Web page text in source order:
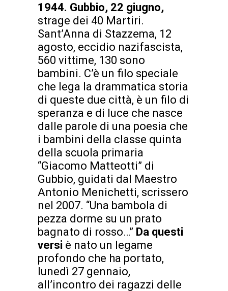
1944. Gubbio, 22 giugno,
strage dei 40 Martiri.
Sant’Anna di Stazzema, 12
agosto, eccidio nazifascista,
560 vittime, 130 sono
bambini. C’è un filo speciale
che lega la drammatica storia
di queste due città, è un filo di
speranza e di luce che nasce
dalle parole di una poesia che
i bambini della classe quinta
della scuola primaria
“Giacomo Matteotti” di
Gubbio, guidati dal Maestro
Antonio Menichetti, scrissero
nel 2007. “Una bambola di
pezza dorme su un prato
bagnato di rosso…” Da questi
versi è nato un legame
profondo che ha portato,
lunedì 27 gennaio,
all’incontro dei ragazzi delle